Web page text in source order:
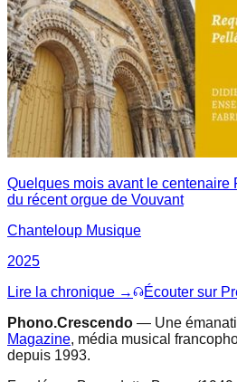
Quelques mois avant le centenaire
du récent orgue de Vouvant
Chanteloup Musique
2025
Lire la chronique →
Écouter sur
Phono.Crescendo — Une
Magazine, média musical
depuis 1993.